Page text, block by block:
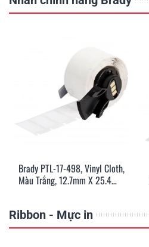
Brady PTL-17-498, Vinyl Cloth,
Màu Trắng, 12.7mm X 25.4mm
Ribbon - Mực in